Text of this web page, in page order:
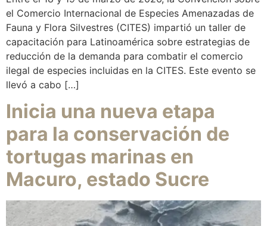
el Comercio Internacional de Especies Amenazadas de
Fauna y Flora Silvestres (CITES) impartió un taller de
capacitación para Latinoamérica sobre estrategias de
reducción de la demanda para combatir el comercio
ilegal de especies incluidas en la CITES. Este evento se
llevó a cabo […]
Inicia una nueva etapa
para la conservación de
tortugas marinas en
Macuro, estado Sucre